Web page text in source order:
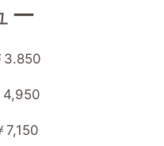
ー
3.850
4,950
7,150